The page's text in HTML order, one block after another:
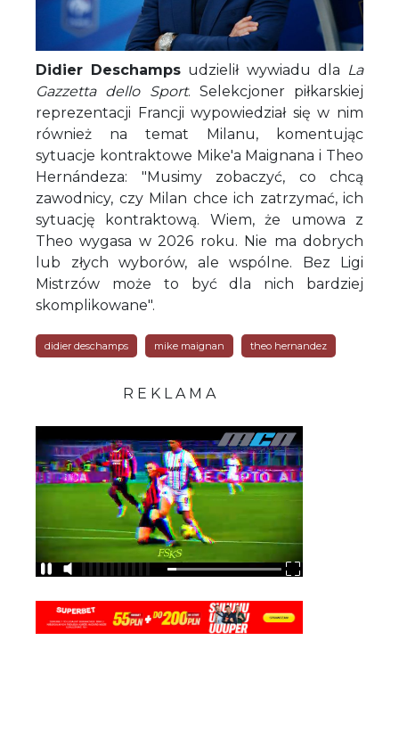
Didier Deschamps udzielił wywiadu dla La
Gazzetta dello Sport. Selekcjoner piłkarskiej
reprezentacji Francji wypowiedział się w nim
również na temat Milanu, komentując
sytuacje kontraktowe Mike'a Maignana i Theo
Hernándeza: "Musimy zobaczyć, co chcą
zawodnicy, czy Milan chce ich zatrzymać, ich
sytuację kontraktową. Wiem, że umowa z
Theo wygasa w 2026 roku. Nie ma dobrych
lub złych wyborów, ale wspólne. Bez Ligi
Mistrzów może to być dla nich bardziej
skomplikowane".
didier deschamps mike maignan theo hernandez
R E K L A M A